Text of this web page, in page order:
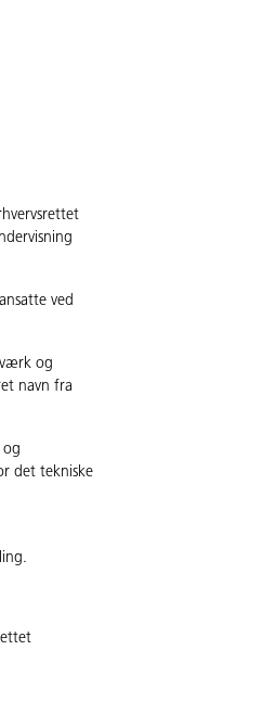
ved
og
navn fra
og
det tekniske